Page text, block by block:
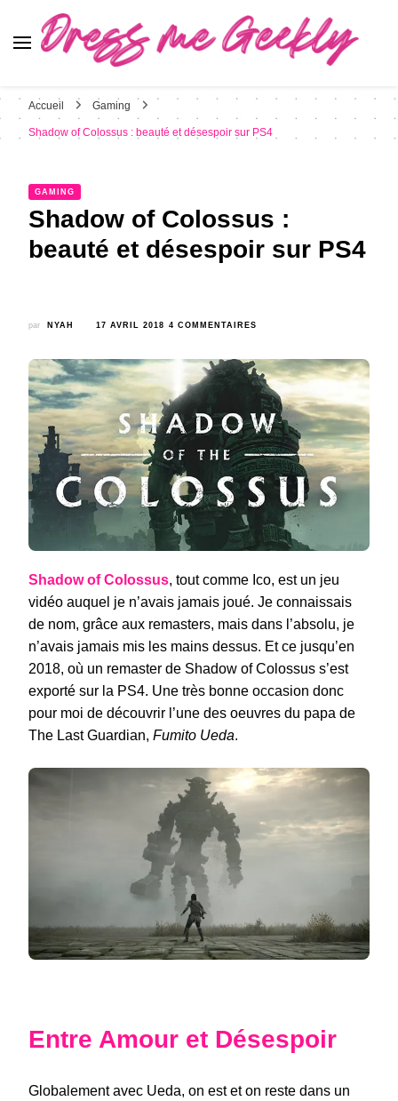
Accueil Gaming
Shadow of Colossus : beauté et désespoir sur PS4
GAMING
Shadow of Colossus :
beauté et désespoir sur PS4
par NYAH 17 AVRIL 2018 4 COMMENTAIRES
COLOSSUS
:
BEAUTÉ
ET
DÉSESPOIR
SUR
PS4
Shadow of Colossus, tout comme Ico, est un jeu
vidéo auquel je n’avais jamais joué. Je connaissais
de nom, grâce aux remasters, mais dans l’absolu, je
n’avais jamais mis les mains dessus. Et ce jusqu’en
2018, où un remaster de Shadow of Colossus s’est
exporté sur la PS4. Une très bonne occasion donc
pour moi de découvrir l’une des oeuvres du papa de
The Last Guardian, Fumito Ueda.
Entre Amour et Désespoir
Globalement avec Ueda, on est et on reste dans un